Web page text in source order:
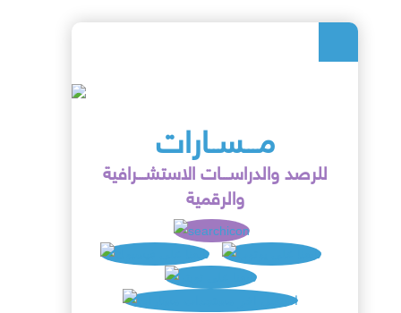
مـــســارات
للرصد والدراســـات الاستشـــرافية
والرقمية